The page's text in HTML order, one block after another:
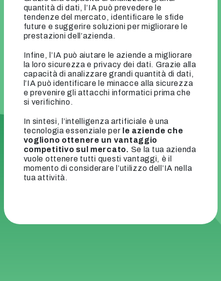
quantità di dati, l’IA può prevedere le
tendenze del mercato, identificare le sfide
future e suggerire soluzioni per migliorare le
prestazioni dell’azienda.
Infine, l’IA può aiutare le aziende a migliorare
la loro sicurezza e privacy dei dati. Grazie alla
capacità di analizzare grandi quantità di dati,
l’IA può identificare le minacce alla sicurezza
e prevenire gli attacchi informatici prima che
si verifichino.
In sintesi, l’intelligenza artificiale è una
tecnologia essenziale per le aziende che
vogliono ottenere un vantaggio
competitivo sul mercato. Se la tua azienda
vuole ottenere tutti questi vantaggi, è il
momento di considerare l’utilizzo dell’IA nella
tua attività.